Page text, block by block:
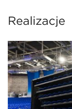
Realizacje